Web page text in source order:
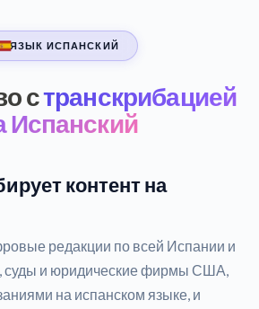
ЯЗЫК ИСПАНСКИЙ
странскрибацией
Испанский
контент на
редакции по всей Испании и
суды и юридические фирмы США,
на испанском языке, и